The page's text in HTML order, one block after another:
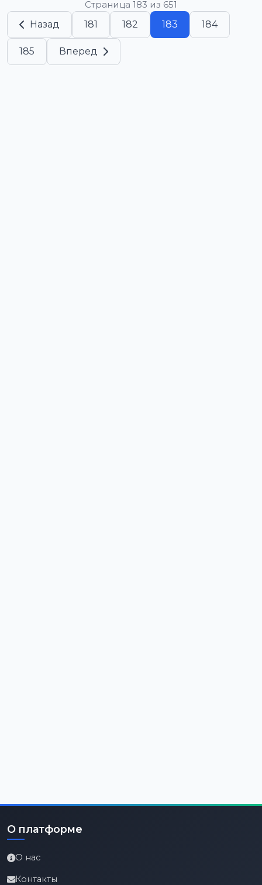
Страница 183 из 651
Назад
181 182 183 184
185 Вперед
О платформе
О нас
Контакты